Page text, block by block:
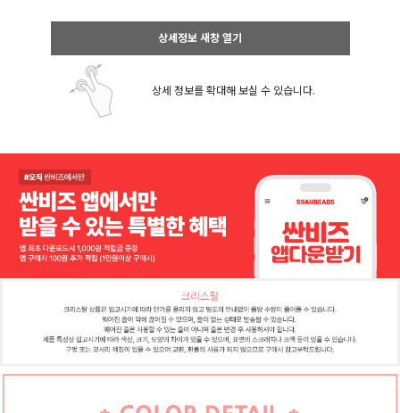
샵
페
상세정보 새창 열기
상세 정보를 확대해 보실 수 있습니다.